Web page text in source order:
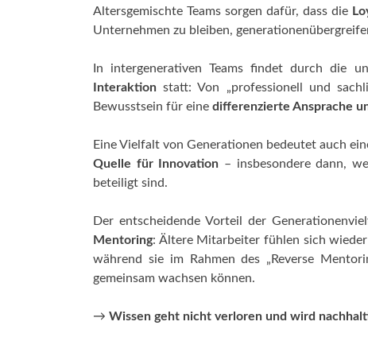
Altersgemischte Teams sorgen dafür, dass die
Unternehmen zu bleiben,
In intergenerativen Teams findet durch die
Interaktionstatt: Von „professionell und
Bewusstsein für eine differenzierte Ansprache
Eine Vielfalt von Generationen bedeutet auch
Quelle für Innovation – insbesondere dann,
beteiligt sind.
Der entscheidende Vorteil der
Mentoring: Ältere Mitarbeiter fühlen sich
während sie im Rahmen des „Reverse
gemeinsam wachsen können.
→ Wissen geht nicht verloren und wird